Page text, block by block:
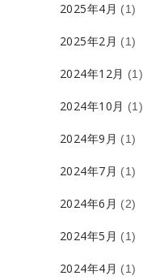
2025年4月 (1)
2025年2月 (1)
2024年12月 (1)
2024年10月 (1)
2024年9月 (1)
2024年7月 (1)
2024年6月 (2)
2024年5月 (1)
2024年4月 (1)